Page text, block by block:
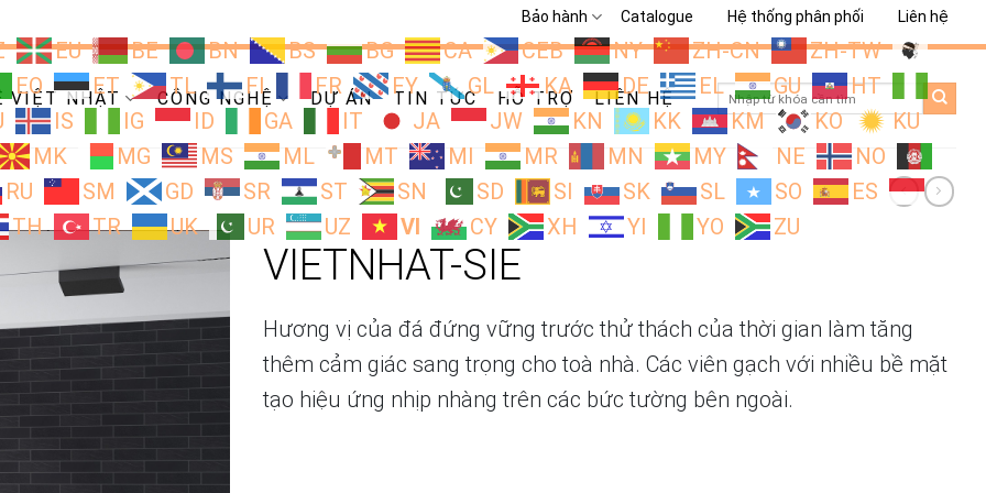
Bảo hành Catalogue Hệ thống phân phối Liên hệ
EU BE BN BS BG CA CEB NY ZH-CN
ZH-TW
EO ET TL FI FR FY GL KA DE EL GU
HT
IS IG ID GA IT JA JW KN KK KM KO
KU
MK MG MS ML MT MI MR MN MY NE
NO
RU SM GD SR ST SN SD SI SK SL SO
ES
TH TR UK UR UZ VI CY XH YI YO ZU
VIỆT NHẬT CÔNG NGHỆ DỰ ÁN TIN TỨC HỖ TRỢ LIÊN HỆ
Search
for:
VIETNHAT-SIE
Hương vị của đá đứng vững trước thử thách của thời gian làm tăng
thêm cảm giác sang trọng cho toà nhà. Các viên gạch với nhiều bề mặt
tạo hiệu ứng nhịp nhàng trên các bức tường bên ngoài.